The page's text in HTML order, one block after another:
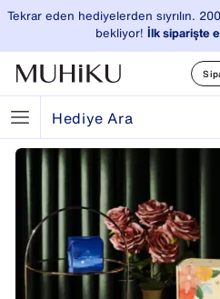
Tekrar eden hediyelerden sıyrılın.
bekliyor! İlk siparişte